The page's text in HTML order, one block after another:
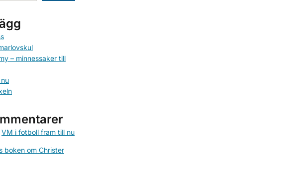
– minnessaker till
VM i fotboll fram till nu
boken om Christer